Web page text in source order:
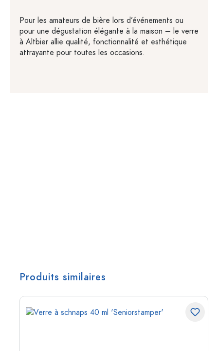
Pour les amateurs de bière lors d’événements ou
pour une dégustation élégante à la maison – le verre
à Altbier allie qualité, fonctionnalité et esthétique
attrayante pour toutes les occasions.
Produits similaires